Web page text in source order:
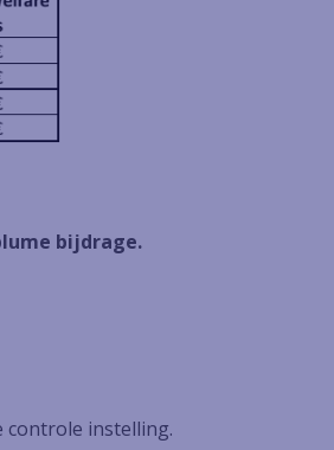
bijdrage.
controle instelling.